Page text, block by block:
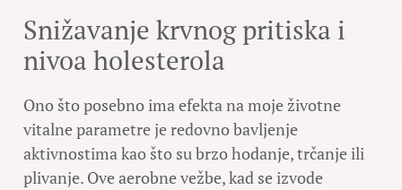
Snižavanje krvnog pritiska i
nivoa holesterola
Ono što posebno ima efekta na moje životne
vitalne parametre je redovno bavljenje
aktivnostima kao što su brzo hodanje, trčanje ili
plivanje. Ove aerobne vežbe, kad se izvode